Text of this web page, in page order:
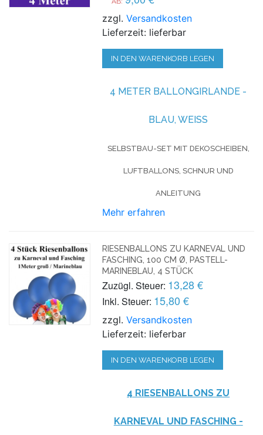
zzgl.Versandkosten
Lieferzeit: lieferbar
IN DEN WARENKORB LEGEN
4 METER BALLONGIRLANDE -
BLAU, WEISS
SELBSTBAU-SET MIT DEKOSCHEIBEN,
LUFTBALLONS, SCHNUR UND
ANLEITUNG
Mehr erfahren
RIESENBALLONS ZU KARNEVAL UND
FASCHING, 100 CM Ø, PASTELL-
MARINEBLAU, 4 STÜCK
Zuzügl. Steuer: 13,28 €
Inkl. Steuer: 15,80 €
zzgl.Versandkosten
Lieferzeit: lieferbar
IN DEN WARENKORB LEGEN
4 RIESENBALLONS ZU
KARNEVAL UND FASCHING -